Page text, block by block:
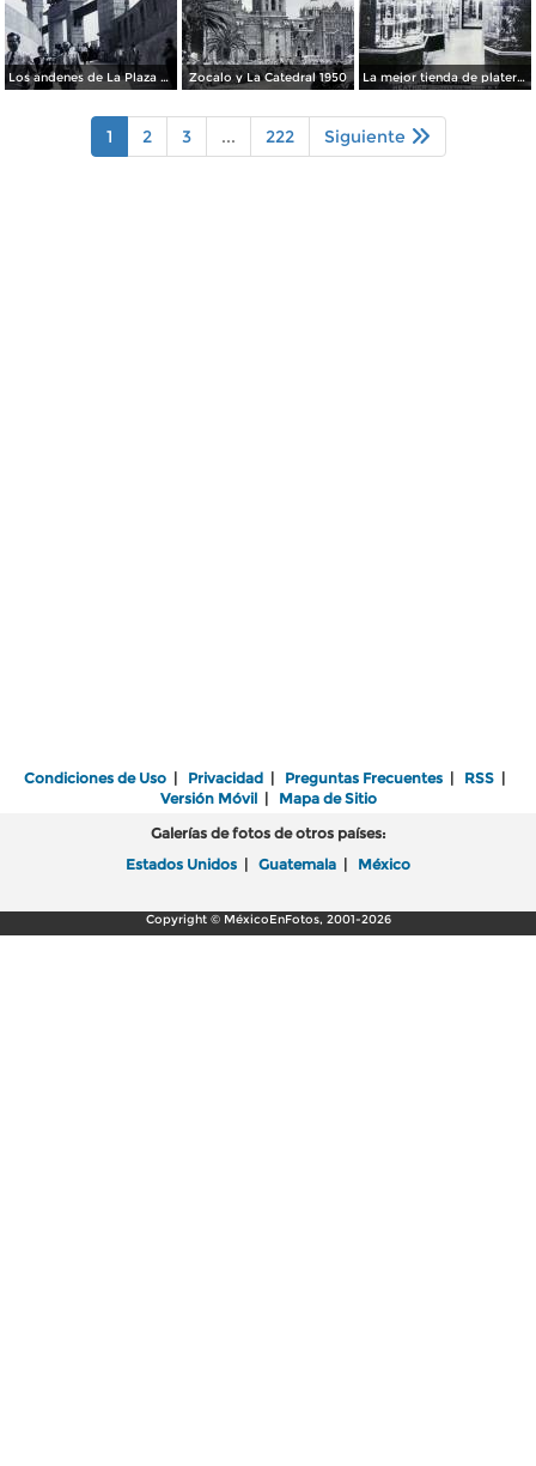
Los andenes de La Plaza de toros Ciudad de México 1950 Zocalo y La Catedral 1950 La mejor tienda de plateria.
1 2 3 ... 222 Siguiente
Condiciones de Uso | Privacidad | Preguntas Frecuentes | RSS |
Versión Móvil| Mapa de Sitio
Galerías de fotos de otros países:
Estados Unidos | Guatemala | México
Copyright © MéxicoEnFotos, 2001-2026